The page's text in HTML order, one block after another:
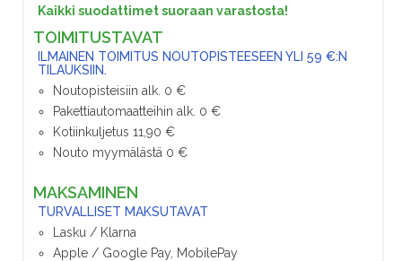
Kaikki suodattimet suoraan varastosta!
TOIMITUSTAVAT
ILMAINEN TOIMITUS NOUTOPISTEESEEN YLI 59 €:N
TILAUKSIIN.
Noutopisteisiin alk. 0 €
Pakettiautomaatteihin alk. 0 €
Kotiinkuljetus 11,90 €
Nouto myymälästä 0 €
MAKSAMINEN
TURVALLISET MAKSUTAVAT
Lasku / Klarna
Apple / Google Pay, MobilePay